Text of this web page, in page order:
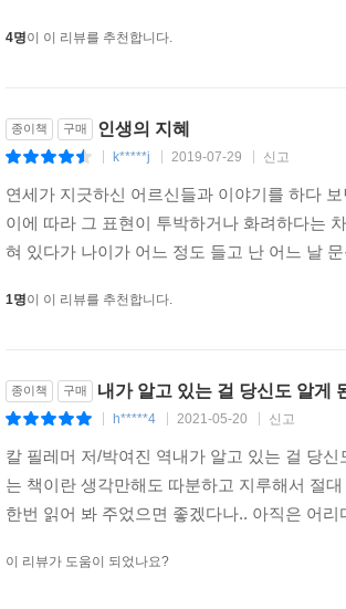
4명이 이 리뷰를 추천합니다.
종이책 구매 인생의 지혜
k*****j 2019-07-29 신고
연세가 지긋하신 어르신들과 이야기를 하다
이에 따라 그 표현이 투박하거나 화려하다는
혀 있다가 나이가 어느 정도 들고 난 어느 날
1명이 이 리뷰를 추천합니다.
종이책 구매 내가 알고 있는 걸 당신도 알게
h*****4 2021-05-20 신고
칼 필레머 저/박여진 역내가 알고 있는 걸 당
는 책이란 생각만해도 따분하고 지루해서 절
한번 읽어 봐 주었으면 좋겠다나.. 아직은 어
이 리뷰가 도움이 되었나요?